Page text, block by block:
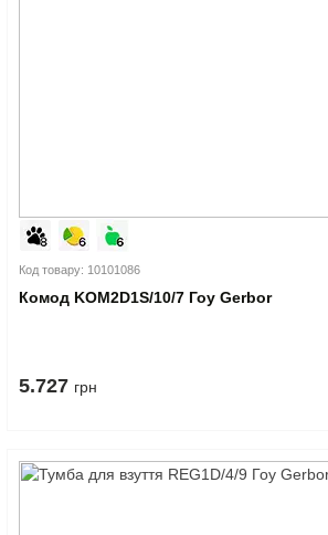
Код товару: 10101086
Комод KOM2D1S/10/7 Гоу Gerbor
5.727 грн